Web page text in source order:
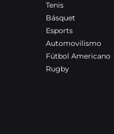
Tenis
Básquet
Esports
Automovilismo
Fútbol Americano
Rugby